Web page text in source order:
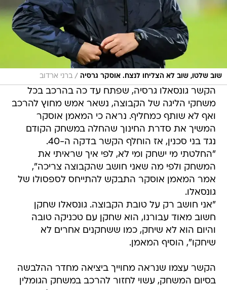
שוב שלטו, שוב לא הצליחו לנצח. אוסקר גרסיה / ברני ארדוב
הקשר גונסאלו גרסיה, שפתח עד כה בהרכב בכל
משחקי הליגה של הקבוצה, נשאר אמש מחוץ להרכב
ואף לא שותף כמחליף. נראה כי המאמן אוסקר
המשיך את סדרת החינוך שהחלה במשחק הקודם
נגד בני סכנין, אז הוחלף הקשר בדקה ה-40.
"החלטתי מי ישחק ומי לא, לפי איך שראיתי את
המשחק ולפי מה שאני חושב שהקבוצה צריכה",
אמר המאמן אוסקר התבקש להתייחס לספסולו של
גונסאלו.
"אני חושב רק על טובת הקבוצה. גונסאלו שחקן
חשוב מאוד עבורנו, הוא שחקן עם טכניקה טובה
והיום הוא לא שיחק, כמו ששחקנים אחרים לא
שיחקו", הוסיף המאמן.
הקשר עצמו שנראה מחוייך ביציאה מחדר ההלבשה
בסיום המשחק, עשוי לחזור להרכב במשחק הגומלין